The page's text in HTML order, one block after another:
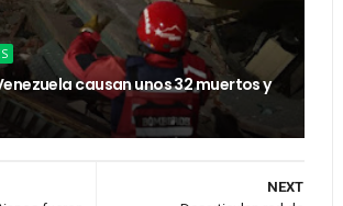
causan unos 32 muertos y
NEXT